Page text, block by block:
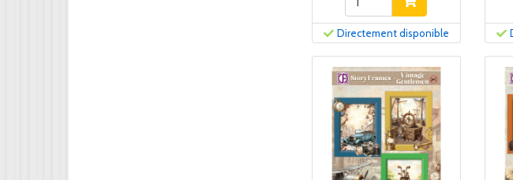
Directement disponible